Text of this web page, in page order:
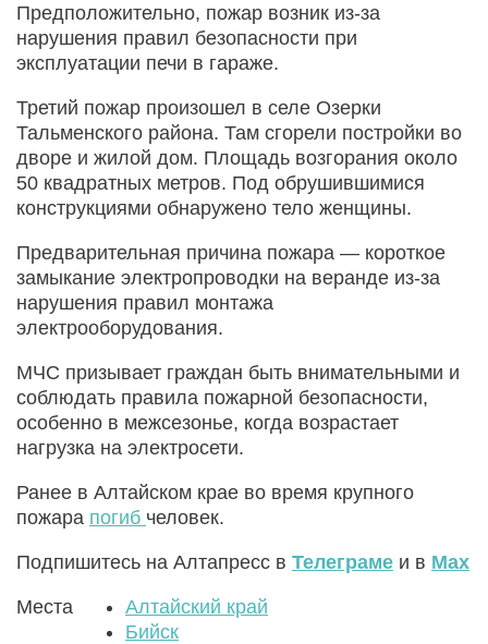
Предположительно, пожар возник из-за
нарушения правил безопасности при
эксплуатации печи в гараже.
Третий пожар произошел в селе Озерки
Тальменского района. Там сгорели постройки во
дворе и жилой дом. Площадь возгорания около
50 квадратных метров. Под обрушившимися
конструкциями обнаружено тело женщины.
Предварительная причина пожара — короткое
замыкание электропроводки на веранде из-за
нарушения правил монтажа
электрооборудования.
МЧС призывает граждан быть внимательными и
соблюдать правила пожарной безопасности,
особенно в межсезонье, когда возрастает
нагрузка на электросети.
Ранее в Алтайском крае во время крупного
пожара погиб человек.
Подпишитесь на Алтапресс в Телеграме и в Max
Места
Алтайский край
Бийск